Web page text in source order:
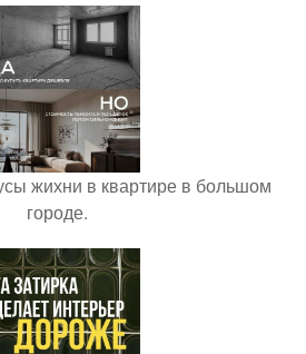
жихни в квартире в большом
городе.